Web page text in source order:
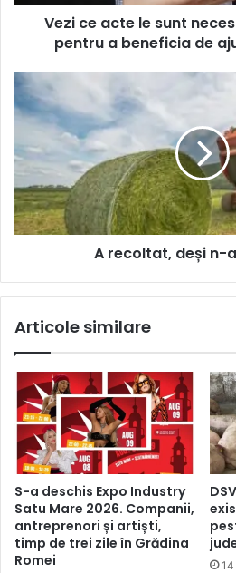
Vezi ce acte le sunt
pentru a beneficia de
A recoltat, deși n-
Articole similare
S-a deschis Expo Industry
Satu Mare 2026. Companii,
antreprenori și artiști,
timp de trei zile în Grădina
Romei
14